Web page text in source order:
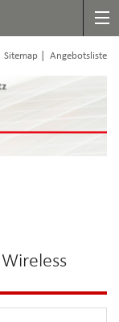
Sitemap Angebotsliste
Wireless